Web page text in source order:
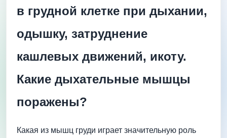
в грудной клетке при дыхании,
одышку, затруднение
кашлевых движений, икоту.
Какие дыхательные мышцы
поражены?
Какая из мышц груди играет значительную роль